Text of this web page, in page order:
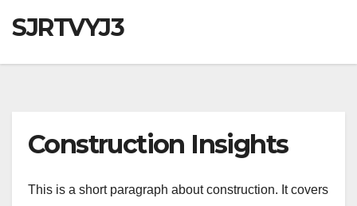
SJRTVYJ3
Construction Insights
This is a short paragraph about construction. It covers